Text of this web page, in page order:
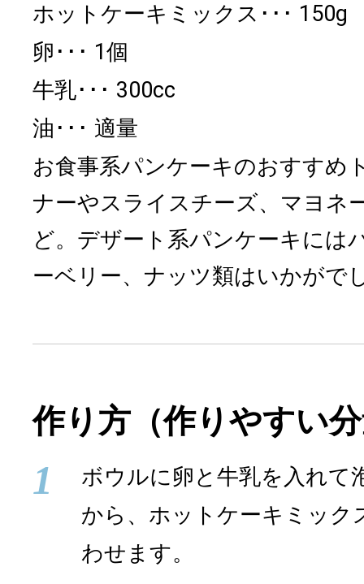
ホットケーキミックス
150g
卵
1個
牛乳
300cc
油
適量
お食事系パンケーキのおすすめ
ナーやスライスチーズ、マヨネ
ど。デザート系パンケーキには
ーベリー、ナッツ類はいかがで
作り方（作りやすい
1
ボウルに卵と牛乳を入れて
から、ホットケーキミック
わせます。